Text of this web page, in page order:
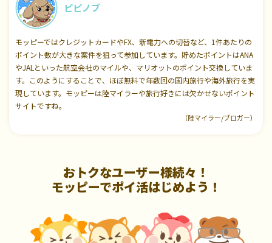
ピピノブ
モッピーではクレジットカードやFX、新電力への切替など、1件あたりの
ポイント数が大きな案件を狙って参加しています。貯めたポイントはANA
やJALといった航空会社のマイルや、マリオットのポイント交換していま
す。このようにすることで、ほぼ無料で年数回の国内旅行や海外旅行を実
現しています。モッピーは陸マイラーや旅行好きには欠かせないポイント
サイトですね。
（陸マイラー/ブロガー）
おトクなユーザー様続々！
モッピーでポイ活はじめよう！